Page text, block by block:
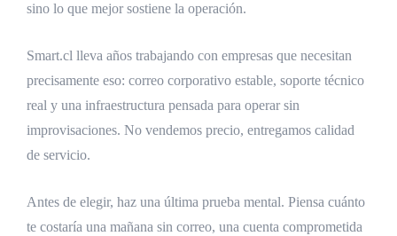
sino lo que mejor sostiene la operación.
Smart.cl lleva años trabajando con empresas que necesitan
precisamente eso: correo corporativo estable, soporte técnico
real y una infraestructura pensada para operar sin
improvisaciones. No vendemos precio, entregamos calidad
de servicio.
Antes de elegir, haz una última prueba mental. Piensa cuánto
te costaría una mañana sin correo, una cuenta comprometida